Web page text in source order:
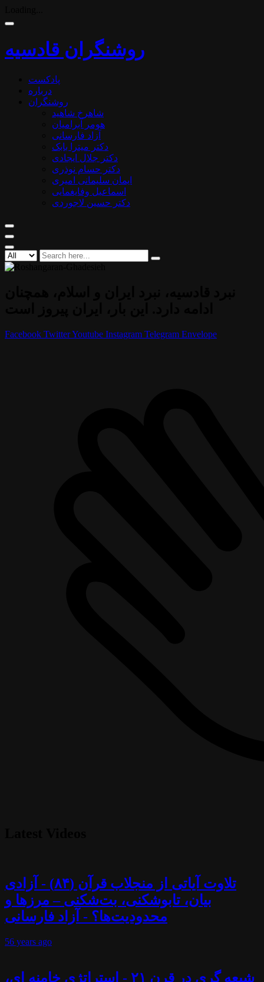
روشنگران قادسیه
پادکست
درباره
روشنگران
شاهرخ شاهید
هومر آبرامیان
آزاد فارسانی
دکتر میترا بابک
دکتر جلال ایجادی
دکتر حسام نوذری
ایمان سلیمانی امیری
اسماعیل وفایغمایی
دکتر حسین لاجوردی
Facebook TwitterYoutube Instagram Telegram Envelope
تلاوت آیاتی از منجلاب قرآن (۸۴) - آزادی
بیان، تابوشکنی، بت‌شکنی – مرزها و
محدودیت‌ها؟ - آزاد فارسانی
56 years ago
شیعه گری در قرن ۲۱ - استراتژی خامنه ای،